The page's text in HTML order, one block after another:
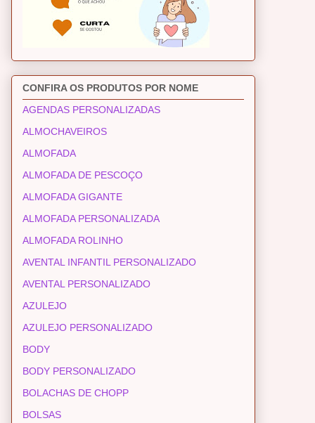
CONFIRA OS PRODUTOS POR NOME
AGENDAS PERSONALIZADAS
ALMOCHAVEIROS
ALMOFADA
ALMOFADA DE PESCOÇO
ALMOFADA GIGANTE
ALMOFADA PERSONALIZADA
ALMOFADA ROLINHO
AVENTAL INFANTIL PERSONALIZADO
AVENTAL PERSONALIZADO
AZULEJO
AZULEJO PERSONALIZADO
BODY
BODY PERSONALIZADO
BOLACHAS DE CHOPP
BOLSAS